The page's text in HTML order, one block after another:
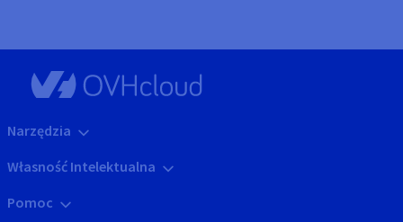
Narzędzia
Własność Intelektualna
Pomoc